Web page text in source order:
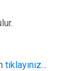
tıklayınız...